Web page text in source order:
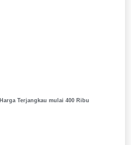
Terjangkau mulai 400 Ribu